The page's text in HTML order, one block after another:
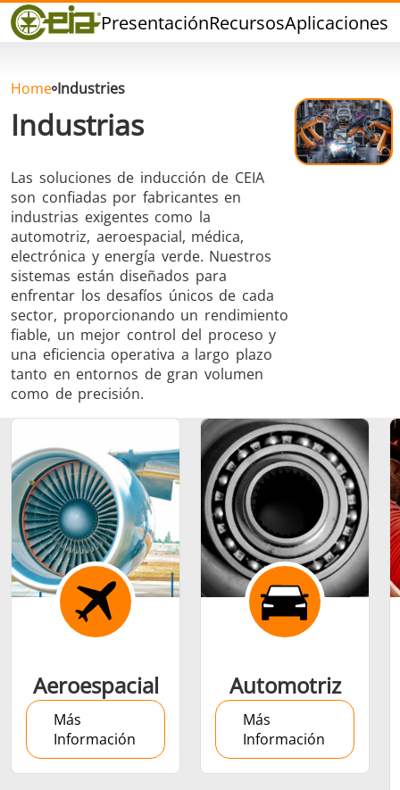
PresentaciónRecursosAplicaciones
Calidad
Eventos
FAQ
Soldadura dura
Soldadura con
Estaño
Soldadura de
Aluminio
Sellado
Ajuste por
contracción
Generador y
Controlador
Generadores
Home Industries
Industrias
Las soluciones de inducción de CEIA
son confiadas por fabricantes en
industrias exigentes como la
automotriz, aeroespacial, médica,
electrónica y energía verde. Nuestros
sistemas están diseñados para
enfrentar los desafíos únicos de cada
sector, proporcionando un rendimiento
fiable, un mejor control del proceso y
una eficiencia operativa a largo plazo
tanto en entornos de gran volumen
como de precisión.
Aeroespacial
Más
Información
Automotriz
Más
Información